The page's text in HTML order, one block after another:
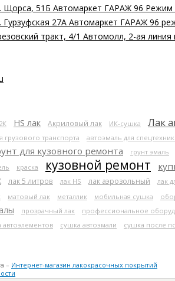
Щорса, 51Б Автомаркет ГАРАЖ 96 Режим
Гурзуфская 27А Автомаркет ГАРАЖ 96
тракт, 4/1 Автомолл, 2-ая
HS лак Акриловый лак ИК-сушка Лак
грузового транспорта автоэмаль для
для кузовного ремонта грунт эмаль
краска кузовной ремонт
лак 5 литров лак HS лак аэрозольный лак
матовый лак металлик мобильная сушка
прозрачный лак профессиональное
автоэлементов сушка автоэмали сушка после
– Интернет-магазин лакокрасочных покрытий